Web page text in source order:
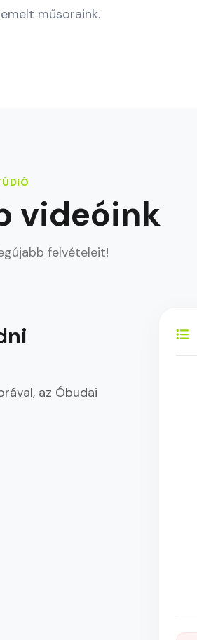
műsoraink.
videóink
felvételeit!
az Óbudai